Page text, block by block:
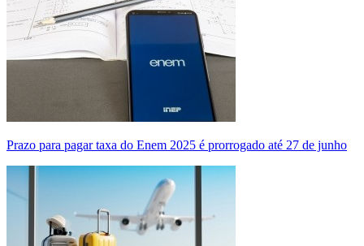
Prazo para pagar taxa do Enem 2025 é prorrogado até 27 de junho